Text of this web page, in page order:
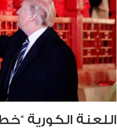
اللعنة الكورية “خط